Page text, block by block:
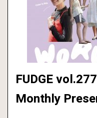
FUDGE
Monthly